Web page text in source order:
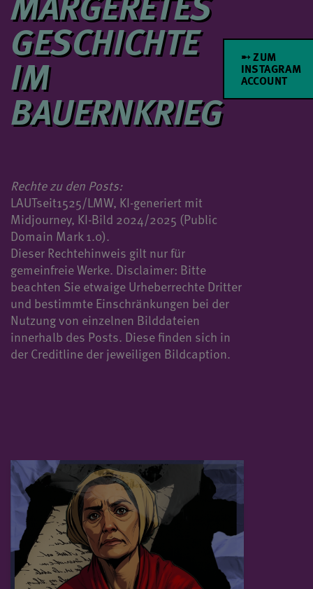
GESCHICHTE
IM
BAUERNKRIEG
➸ ZUM
INSTAGRAM
ACCOUNT
Rechte zu den Posts:
LAUTseit1525/LMW, KI-generiert mit
Midjourney, KI-Bild 2024/2025 (Public
Domain Mark 1.0).
Dieser Rechtehinweis gilt nur für
gemeinfreie Werke. Disclaimer: Bitte
beachten Sie etwaige Urheberrechte Dritter
und bestimmte Einschränkungen bei der
Nutzung von einzelnen Bilddateien
innerhalb des Posts. Diese finden sich in
der Creditline der jeweiligen Bildcaption.